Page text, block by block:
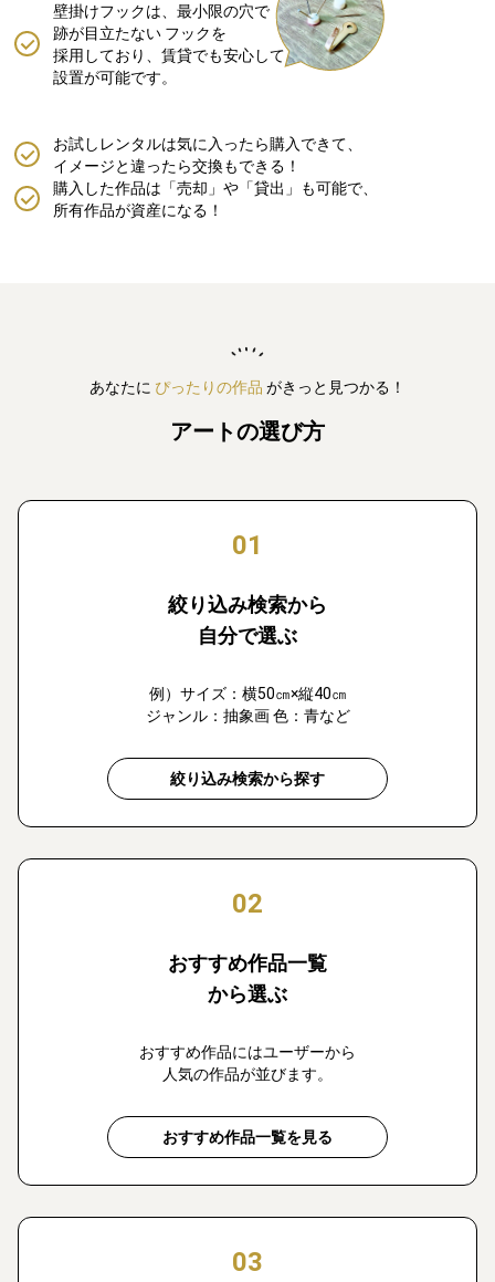
壁掛けフックは、最小限の穴で
跡が目立たない フックを
採用しており、賃貸でも安心して
設置が可能です。
購入した作品は「売却」や「貸出」も可能で、
所有作品が資産になる！
お試しレンタルは気に入ったら購入できて、
イメージと違ったら交換もできる！
あなたに ぴったりの作品 がきっと見つかる！
アートの選び方
01
絞り込み検索から
自分で選ぶ
例）サイズ：横50㎝×縦40㎝
ジャンル：抽象画 色：青など
絞り込み検索から探す
02
おすすめ作品一覧
から選ぶ
おすすめ作品にはユーザーから
人気の作品が並びます。
おすすめ作品一覧を見る
03